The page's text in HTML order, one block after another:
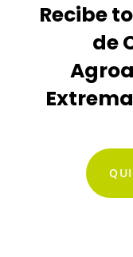
Recibe
de